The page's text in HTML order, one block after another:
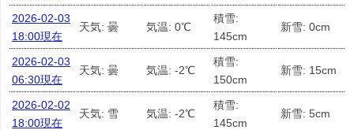
2026-02-03
18:00現在
天気: 曇 気温: 0℃
積雪:
145cm
新雪: 0cm
2026-02-03
06:30現在
天気: 曇 気温: -2℃
積雪:
150cm
新雪: 15cm
2026-02-02
18:00現在
天気: 雪 気温: -2℃
積雪:
145cm
新雪: 5cm